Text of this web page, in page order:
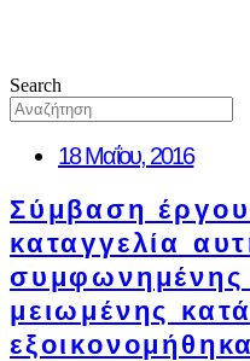
Search
18 Μαΐου, 2016
Σύμβαση
καταγγελία
συμφωνημένης
μειωμένης